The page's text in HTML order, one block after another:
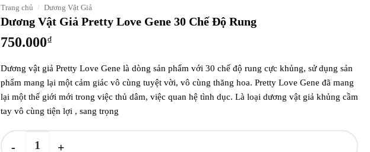
Trang chủ / Dương Vật Giả
Dương Vật Giả Pretty Love Gene 30 Chế Độ Rung
750.000₫
Dương vật giả Pretty Love Gene là dòng sản phẩm với 30 chế độ rung cực khủng, sử dụng sản
phẩm mang lại một cảm giác vô cùng tuyệt vời, vô cùng thăng hoa. Pretty Love Gene đã mang
lại một thế giới mới trong việc thủ dâm, việc quan hệ tình dục. Là loại dương vật giả khủng cầm
tay vô cùng tiện lợi , sang trọng